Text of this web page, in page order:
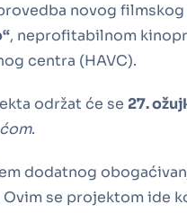
novog
, neprofitabilnom
centra (HAVC).
održat će se 27.
.
dodatnog
se projektom ide